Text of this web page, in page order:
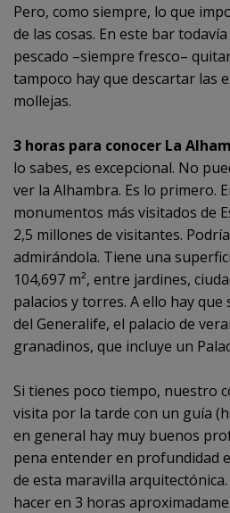
Pero, como siempre, lo que
de las cosas. En este bar
pescado –siempre fresco–
tampoco hay que descartar las
mollejas.
3 horas para conocer La
lo sabes, es excepcional. No
ver la Alhambra. Es lo primero.
monumentos más visitados de
2,5 millones de visitantes.
admirándola. Tiene una
104,697 m², entre jardines,
palacios y torres. A ello hay que
del Generalife, el palacio de
granadinos, que incluye un
Si tienes poco tiempo, nuestro
visita por la tarde con un guía
en general hay muy buenos
pena entender en profundidad
de esta maravilla
hacer en 3 horas